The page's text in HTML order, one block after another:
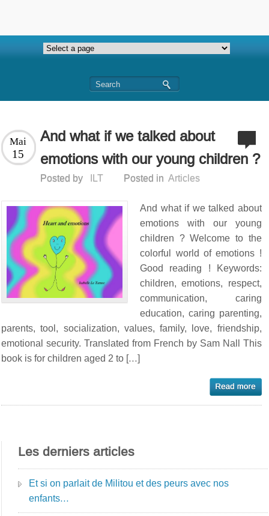
And what if we talked about
emotions with our young children ?
Mai
15
Posted by ILT Posted in Articles
And what if we talked about
emotions with our young
children ? Welcome to the
colorful world of emotions !
Good reading ! Keywords:
children, emotions, respect,
communication, caring
education, caring parenting,
parents, tool, socialization, values, family, love, friendship,
emotional security. Translated from French by Sam Nall This
book is for children aged 2 to […]
Les derniers articles
Et si on parlait de Militou et des peurs avec nos
enfants…